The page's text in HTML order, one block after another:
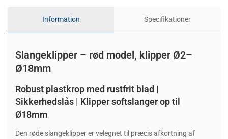
Information Specifikationer
Slangeklipper – rød model, klipper Ø2–
Ø18mm
Robust plastkrop med rustfrit blad |
Sikkerhedslås | Klipper softslanger op til
Ø18mm
Den røde slangeklipper er velegnet til præcis afkortning af